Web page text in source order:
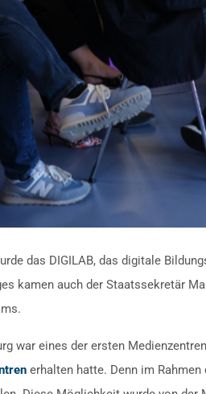
das DIGILAB, das digitale
kamen auch der Staatssekretär
war eines der ersten
erhalten hatte. Denn im